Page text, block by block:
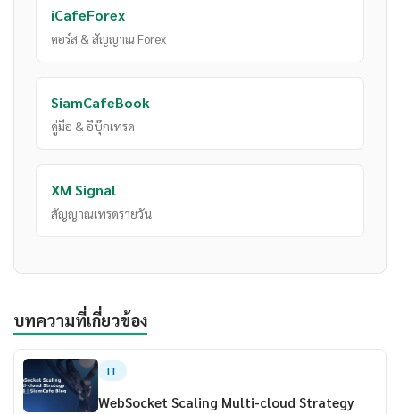
iCafeForex
คอร์ส & สัญญาณ Forex
SiamCafeBook
คู่มือ & อีบุ๊กเทรด
XM Signal
สัญญาณเทรดรายวัน
บทความที่เกี่ยวข้อง
IT
WebSocket Scaling Multi-cloud Strategy